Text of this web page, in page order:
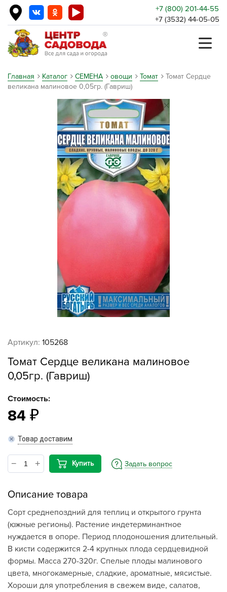
+7 (800) 201-44-55
+7 (3532) 44-05-05
Главная Каталог СЕМЕНА овощи Томат
Томат Сердце
великана малиновое 0,05гр. (Гавриш)
Артикул: 105268
Томат Сердце великана малиновое
0,05гр. (Гавриш)
Стоимость:
84
Товар доставим
Купить Задать вопрос
Описание товара
Сорт среднепоздний для теплиц и открытого грунта
(южные регионы). Растение индетерминантное
нуждается в опоре. Период плодоношения длительный.
В кисти содержится 2-4 крупных плода сердцевидной
формы. Масса 270-320г. Спелые плоды малинового
цвета, многокамерные, сладкие, ароматные, мясистые.
Хороши для употребления в свежем виде, салатов,